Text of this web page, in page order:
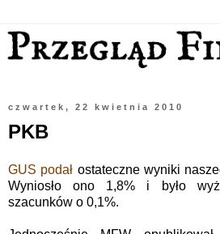
czwartek, 22 kwietnia 2010
PKB
GUS podał ostateczne wyniki
Wyniosło ono 1,8% i było
szacunków o 0,1%.